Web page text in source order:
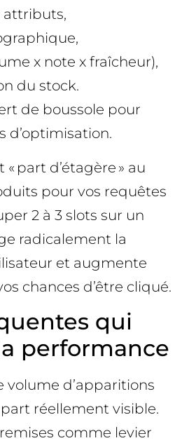
attributs,
x note x fraîcheur),
du stock.
de boussole pour
d’optimisation.
part d’étagère » au
pour vos requêtes
2 à 3 slots sur un
radicalement la
et augmente
chances d’être cliqué.
qui
performance
volume d’apparitions
réellement visible.
comme levier